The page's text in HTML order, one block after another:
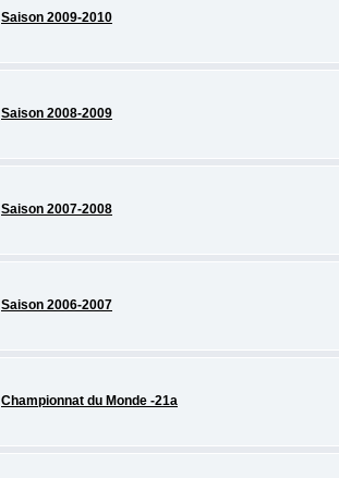
Saison 2009-2010
Saison 2008-2009
Saison 2007-2008
Saison 2006-2007
Championnat du Monde -21a